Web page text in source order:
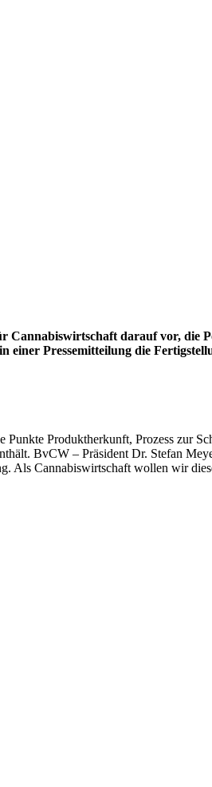
Cannabiswirtschaft darauf vor, die
Pressemitteilung die
Produktherkunft, Prozess zur
BvCW – Präsident Dr. Stefan
Als Cannabiswirtschaft wollen wir